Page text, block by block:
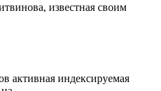
известная своим
активная индексируемая